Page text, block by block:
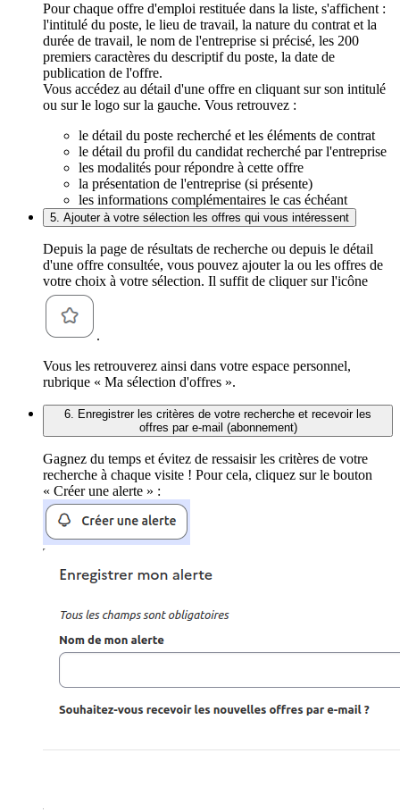
Pour chaque offre d'emploi restituée dans la liste, s'affichent :
l'intitulé du poste, le lieu de travail, la nature du contrat et la
durée de travail, le nom de l'entreprise si précisé, les 200
premiers caractères du descriptif du poste, la date de
publication de l'offre.
Vous accédez au détail d'une offre en cliquant sur son intitulé
ou sur le logo sur la gauche. Vous retrouvez :
le détail du poste recherché et les éléments de contrat
le détail du profil du candidat recherché par l'entreprise
les modalités pour répondre à cette offre
la présentation de l'entreprise (si présente)
les informations complémentaires le cas échéant
5. Ajouter à votre sélection les offres qui vous intéressent
Depuis la page de résultats de recherche ou depuis le détail
d'une offre consultée, vous pouvez ajouter la ou les offres de
votre choix à votre sélection. Il suffit de cliquer sur l'icône
.
Vous les retrouverez ainsi dans votre espace personnel,
rubrique « Ma sélection d'offres ».
6. Enregistrer les critères de votre recherche et recevoir les
offres par e-mail (abonnement)
Gagnez du temps et évitez de ressaisir les critères de votre
recherche à chaque visite ! Pour cela, cliquez sur le bouton
« Créer une alerte » :